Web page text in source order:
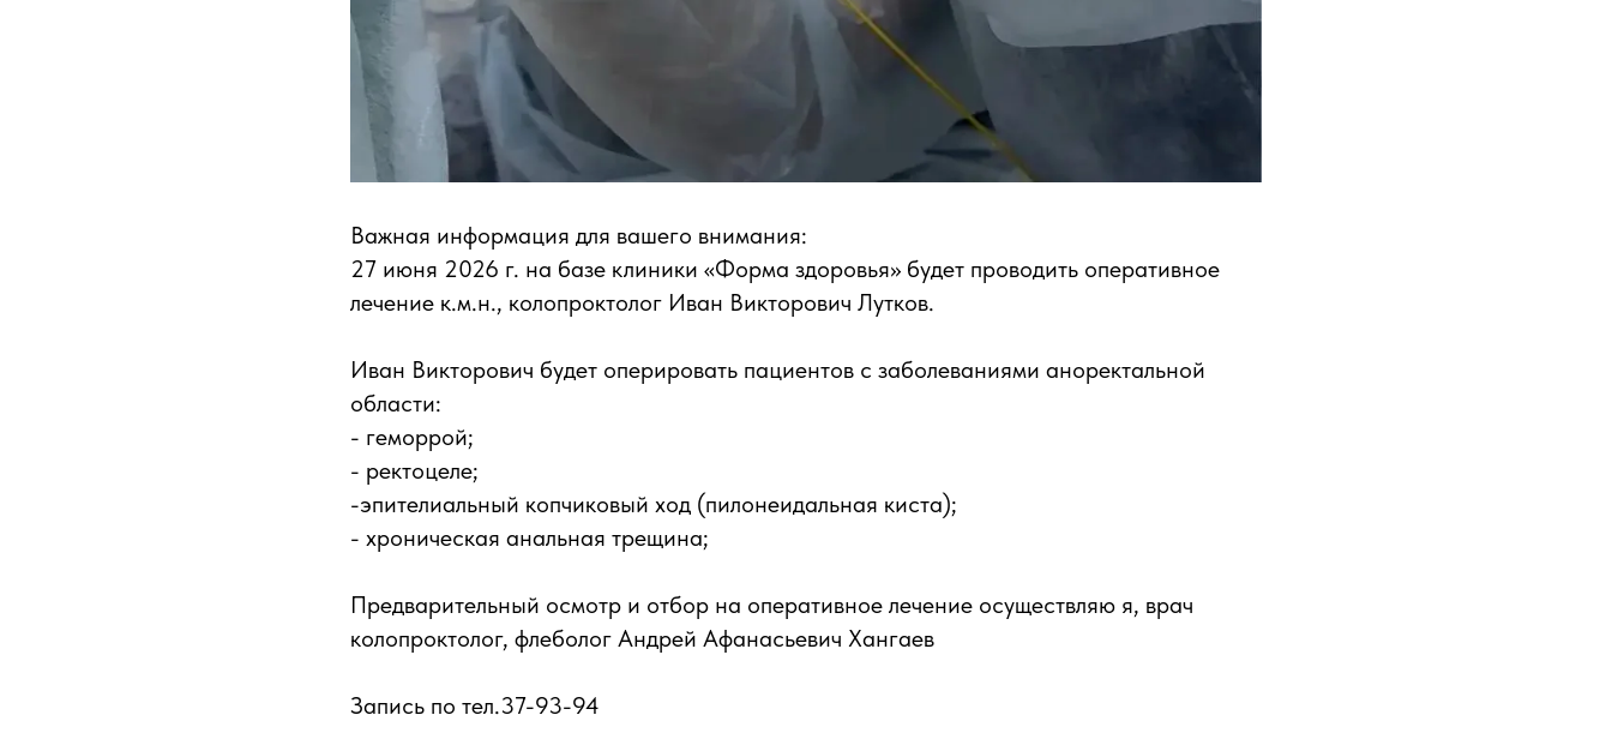
Важная информация для вашего внимания:
27 июня 2026 г. на базе клиники «Форма здоровья» будет проводить оперативное
лечение к.м.н., колопроктолог Иван Викторович Лутков.
Иван Викторович будет оперировать пациентов с заболеваниями аноректальной
области:
- геморрой;
- ректоцеле;
-эпителиальный копчиковый ход (пилонеидальная киста);
- хроническая анальная трещина;
Предварительный осмотр и отбор на оперативное лечение осуществляю я, врач
колопроктолог, флеболог Андрей Афанасьевич Хангаев
Запись по тел.37-93-94